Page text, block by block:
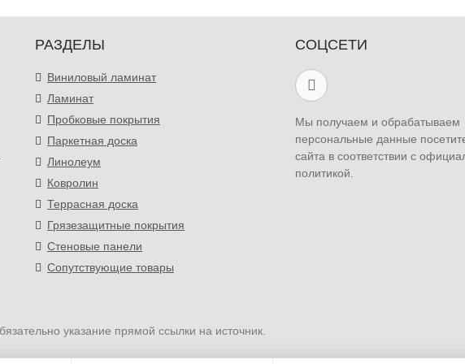
РАЗДЕЛЫ
Виниловый ламинат
Ламинат
Пробковые покрытия
Паркетная доска
Линолеум
Ковролин
Террасная доска
Грязезащитные покрытия
Стеновые панели
Сопутствующие товары
СОЦСЕТИ
Мы получаем и обрабатываем
персональные данные
сайта в соответствии с
политикой.
указание прямой ссылки на источник.